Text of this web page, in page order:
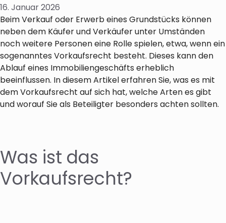
16. Januar 2026
Beim Verkauf oder Erwerb eines Grundstücks können
neben dem Käufer und Verkäufer unter Umständen
noch weitere Personen eine Rolle spielen, etwa, wenn ein
sogenanntes Vorkaufsrecht besteht. Dieses kann den
Ablauf eines Immobiliengeschäfts erheblich
beeinflussen. In diesem Artikel erfahren Sie, was es mit
dem Vorkaufsrecht auf sich hat, welche Arten es gibt
und worauf Sie als Beteiligter besonders achten sollten.
Was ist das
Vorkaufsrecht?